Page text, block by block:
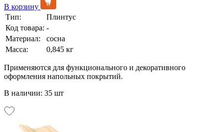
В корзину
Тип:
Плинтус
Код товара: -
Материал:
сосна
Масса:
0,845 кг
Применяются для функционального и декоративного
оформления напольных покрытий.
В наличии: 35 шт